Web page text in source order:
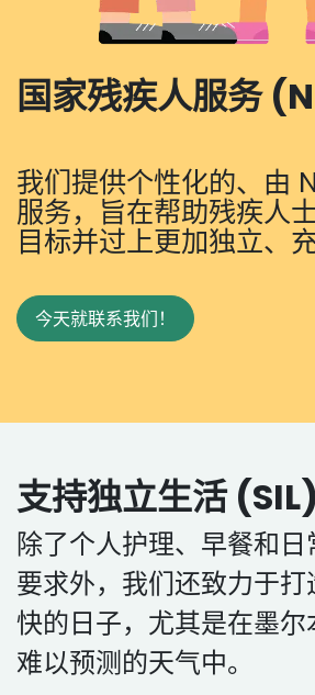
国家残疾人服务
我们提供个性化的、由
服务，旨在帮助残疾人
目标并过上更加独立、
今天就联系我们！
支持独立生活 (SIL)
除了个人护理、早餐和
要求外，我们还致力于
快的日子，尤其是在墨尔
难以预测的天气中。